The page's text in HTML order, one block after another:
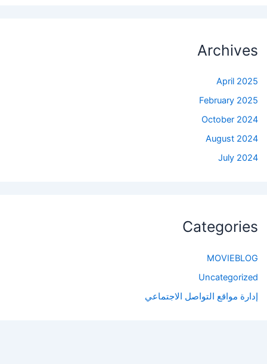
Archives
April 2025
February 2025
October 2024
August 2024
July 2024
Categories
MOVIEBLOG
Uncategorized
إدارة مواقع التواصل الاجتماعي